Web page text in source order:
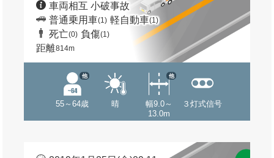
車両相互 小破事故
普通乗用車(1) 軽自動車(1)
死亡(0) 負傷(1)
距離814m
55～64歳
他
晴
幅9.0～
13.0m
他
３灯式信号